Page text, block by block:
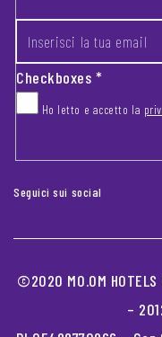
Checkboxes*
Ho letto e accetto la
Seguici sui social
©2020 MO.OM HOTELS
–